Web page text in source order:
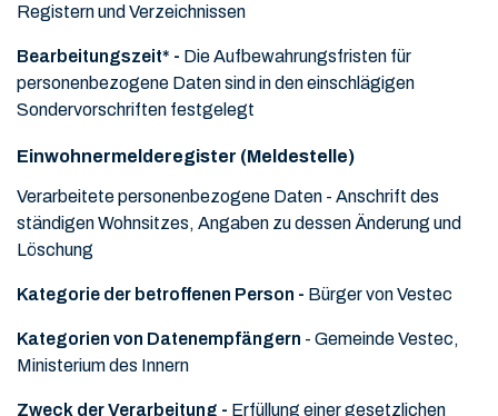
Registern und Verzeichnissen
Bearbeitungszeit* - Die Aufbewahrungsfristen für
personenbezogene Daten sind in den einschlägigen
Sondervorschriften festgelegt
Einwohnermelderegister (Meldestelle)
Verarbeitete personenbezogene Daten - Anschrift des
ständigen Wohnsitzes, Angaben zu dessen Änderung und
Löschung
Kategorie der betroffenen Person - Bürger von Vestec
Kategorien von Datenempfängern - Gemeinde Vestec,
Ministerium des Innern
Zweck der Verarbeitung - Erfüllung einer gesetzlichen